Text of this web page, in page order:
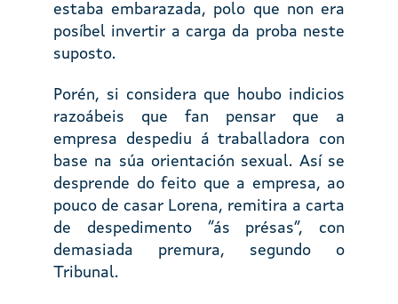
estaba embarazada, polo que non era
posíbel invertir a carga da proba neste
suposto.
Porén, si considera que houbo indicios
razoábeis que fan pensar que a
empresa despediu á traballadora con
base na súa orientación sexual. Así se
desprende do feito que a empresa, ao
pouco de casar Lorena, remitira a carta
de despedimento “ás présas”, con
demasiada premura, segundo o
Tribunal.